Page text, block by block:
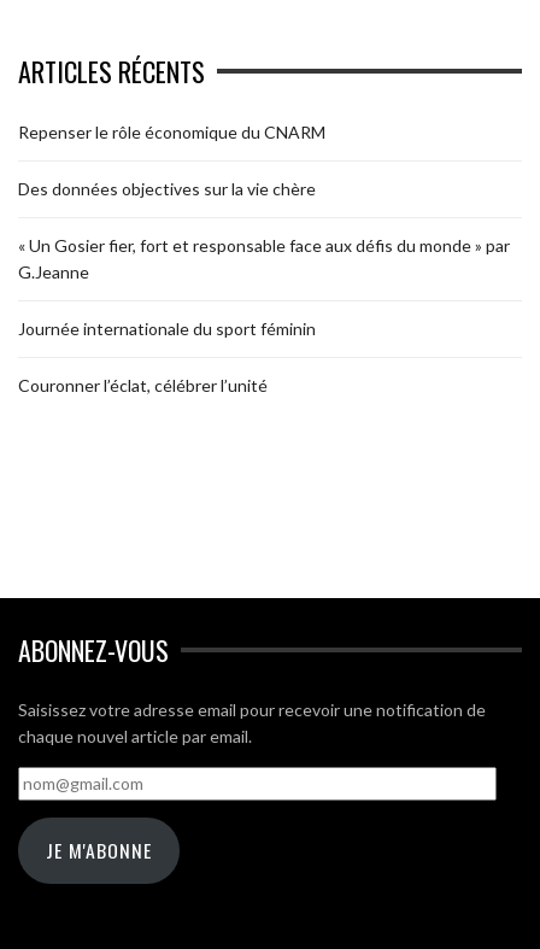
ARTICLES RÉCENTS
Repenser le rôle économique du CNARM
Des données objectives sur la vie chère
« Un Gosier fier, fort et responsable face aux défis du monde » par
G.Jeanne
Journée internationale du sport féminin
Couronner l’éclat, célébrer l’unité
ABONNEZ-VOUS
Saisissez votre adresse email pour recevoir une notification de
chaque nouvel article par email.
nom@gmail.com
JE M'ABONNE